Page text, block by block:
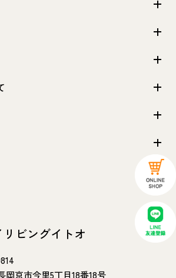
ビングイトオ
岡京市今里5丁目18番18号